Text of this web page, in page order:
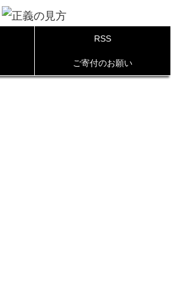
RSS
ご寄付のお願い